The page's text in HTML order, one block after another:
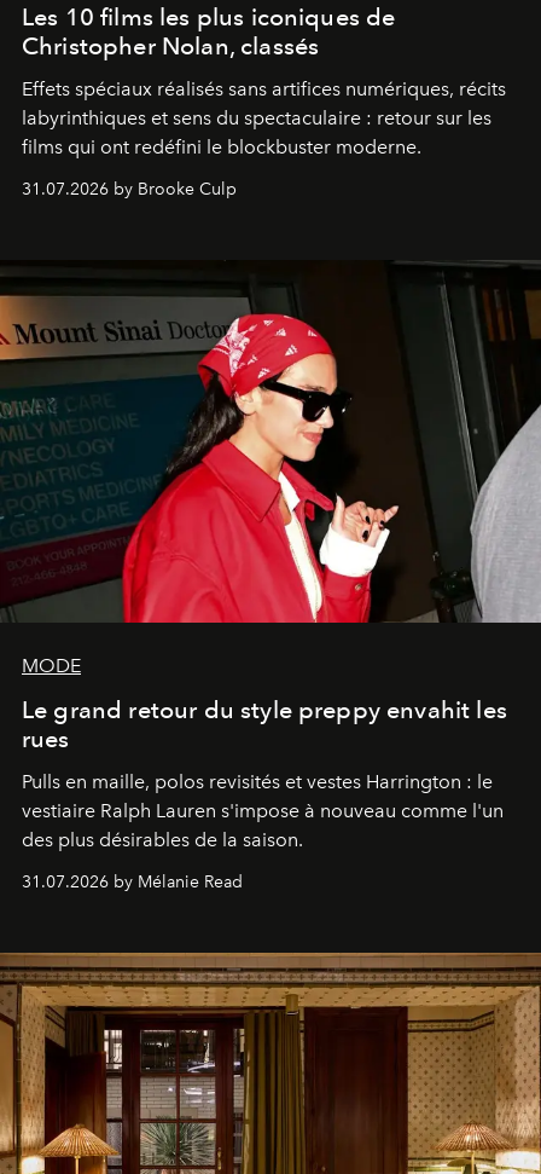
Les 10 films les plus iconiques de
Christopher Nolan, classés
Effets spéciaux réalisés sans artifices numériques, récits
labyrinthiques et sens du spectaculaire : retour sur les
films qui ont redéfini le blockbuster moderne.
31.07.2026 by Brooke Culp
MODE
Le grand retour du style preppy envahit les
rues
Pulls en maille, polos revisités et vestes Harrington : le
vestiaire Ralph Lauren s'impose à nouveau comme l'un
des plus désirables de la saison.
31.07.2026 by Mélanie Read